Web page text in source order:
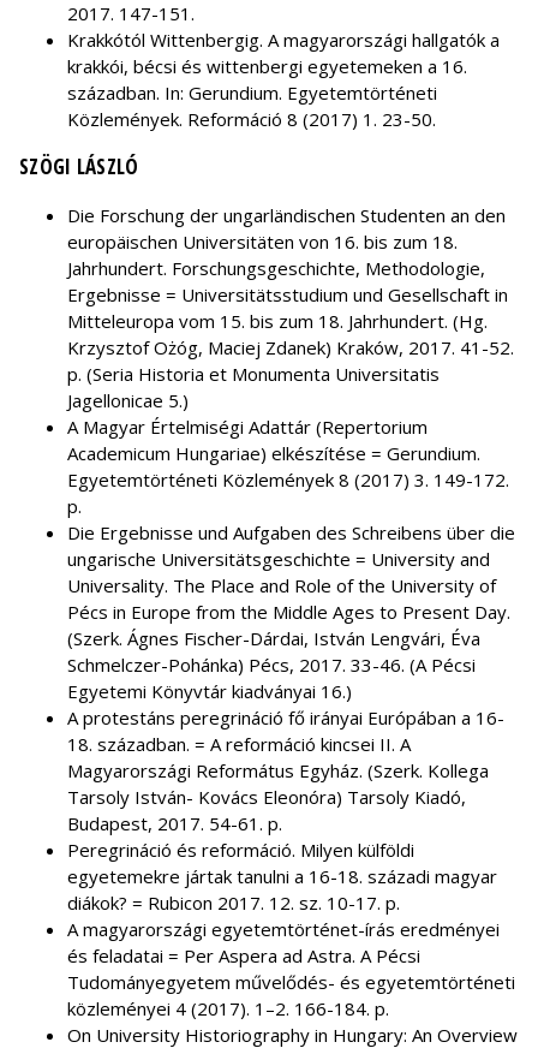
2017. 147-151.
Krakkótól Wittenbergig. A magyarországi hallgatók a
krakkói, bécsi és wittenbergi egyetemeken a 16.
században. In: Gerundium. Egyetemtörténeti
Közlemények. Reformáció 8 (2017) 1. 23-50.
SZÖGI LÁSZLÓ
Die Forschung der ungarländischen Studenten an den
europäischen Universitäten von 16. bis zum 18.
Jahrhundert. Forschungsgeschichte, Methodologie,
Ergebnisse = Universitätsstudium und Gesellschaft in
Mitteleuropa vom 15. bis zum 18. Jahrhundert. (Hg.
Krzysztof Ożóg, Maciej Zdanek) Kraków, 2017. 41-52.
p. (Seria Historia et Monumenta Universitatis
Jagellonicae 5.)
A Magyar Értelmiségi Adattár (Repertorium
Academicum Hungariae) elkészítése = Gerundium.
Egyetemtörténeti Közlemények 8 (2017) 3. 149-172.
p.
Die Ergebnisse und Aufgaben des Schreibens über die
ungarische Universitätsgeschichte = University and
Universality. The Place and Role of the University of
Pécs in Europe from the Middle Ages to Present Day.
(Szerk. Ágnes Fischer-Dárdai, István Lengvári, Éva
Schmelczer-Pohánka) Pécs, 2017. 33-46. (A Pécsi
Egyetemi Könyvtár kiadványai 16.)
A protestáns peregrináció fő irányai Európában a 16-
18. században. = A reformáció kincsei II. A
Magyarországi Református Egyház. (Szerk. Kollega
Tarsoly István- Kovács Eleonóra) Tarsoly Kiadó,
Budapest, 2017. 54-61. p.
Peregrináció és reformáció. Milyen külföldi
egyetemekre jártak tanulni a 16-18. századi magyar
diákok? = Rubicon 2017. 12. sz. 10-17. p.
A magyarországi egyetemtörténet-írás eredményei
és feladatai = Per Aspera ad Astra. A Pécsi
Tudományegyetem művelődés- és egyetemtörténeti
közleményei 4 (2017). 1–2. 166-184. p.
On University Historiography in Hungary: An Overview